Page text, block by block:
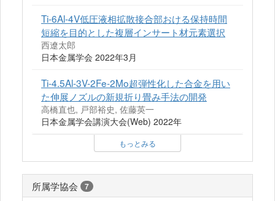
Ti-6Al-4V低圧液相拡散接合部おける保持時間
短縮を目的とした複層インサート材元素選択
西遼太郎
日本金属学会 2022年3月
Ti-4.5Al-3V-2Fe-2Mo超弾性化した合金を用い
た伸展ノズルの新規折り畳み手法の開発
高橋直也, 戸部裕史, 佐藤英一
日本金属学会講演大会(Web) 2022年
もっとみる
所属学協会 7